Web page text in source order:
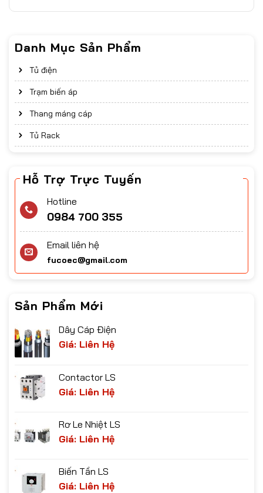
Danh Mục Sản Phẩm
Tủ điện
Trạm biến áp
Thang máng cáp
Tủ Rack
Hỗ Trợ Trực Tuyến
Hotline
0984 700 355
Email liên hệ
fucoec@gmail.com
Sản Phẩm Mới
Dây Cáp Điện
Giá: Liên Hệ
Contactor LS
Giá: Liên Hệ
Rơ Le Nhiệt LS
Giá: Liên Hệ
Biến Tần LS
Giá: Liên Hệ